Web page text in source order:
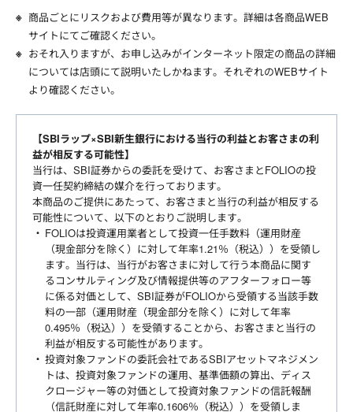
商品ごとにリスクおよび費用等が異なります。詳細は各商品WEB
サイトにてご確認ください。
おそれ入りますが、お申し込みがインターネット限定の商品の詳細
については店頭にて説明いたしかねます。それぞれのWEBサイト
より確認ください。
【SBIラップ×SBI新生銀行における当行の利益とお客さまの利
益が相反する可能性】
当行は、SBI証券からの委託を受けて、お客さまとFOLIOの投
資一任契約締結の媒介を行っております。
本商品のご提供にあたって、お客さまと当行の利益が相反する
可能性について、以下のとおりご説明します。
FOLIOは投資運用業者として投資一任手数料（運用財産
（現金部分を除く）に対して年率1.21％（税込））を受領し
ます。当行は、当行がお客さまに対して行う本商品に関す
るコンサルティング及び情報提供等のアフターフォロー等
に係る対価として、SBI証券がFOLIOから受領する当該手数
料の一部（運用財産（現金部分を除く）に対して年率
0.495％（税込））を受領することから、お客さまと当行の
利益が相反する可能性があります。
投資対象ファンドの委託会社であるSBIアセットマネジメン
トは、投資対象ファンドの運用、基準価額の算出、ディス
クロージャー等の対価として投資対象ファンドの信託報酬
（信託財産に対して年率0.1606％（税込））を受領しま